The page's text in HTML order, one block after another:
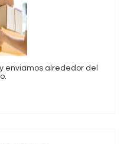
enviamos alrededor del